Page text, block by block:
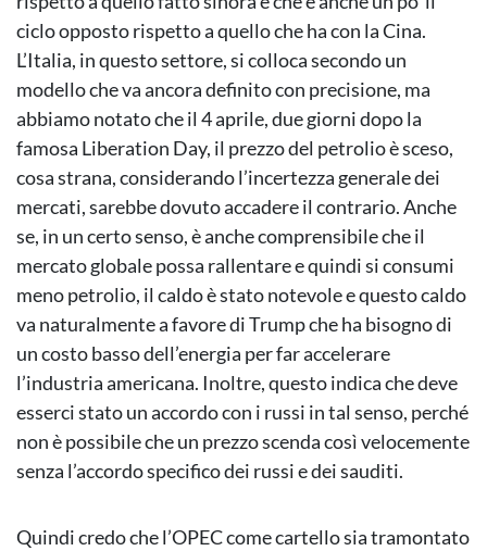
ciclo opposto rispetto a quello che ha con la Cina.
L’Italia, in questo settore, si colloca secondo un
modello che va ancora definito con precisione, ma
abbiamo notato che il 4 aprile, due giorni dopo la
famosa Liberation Day, il prezzo del petrolio è sceso,
cosa strana, considerando l’incertezza generale dei
mercati, sarebbe dovuto accadere il contrario. Anche
se, in un certo senso, è anche comprensibile che il
mercato globale possa rallentare e quindi si consumi
meno petrolio, il caldo è stato notevole e questo caldo
va naturalmente a favore di Trump che ha bisogno di
un costo basso dell’energia per far accelerare
l’industria americana. Inoltre, questo indica che deve
esserci stato un accordo con i russi in tal senso, perché
non è possibile che un prezzo scenda così velocemente
senza l’accordo specifico dei russi e dei sauditi.
Quindi credo che l’OPEC come cartello sia tramontato